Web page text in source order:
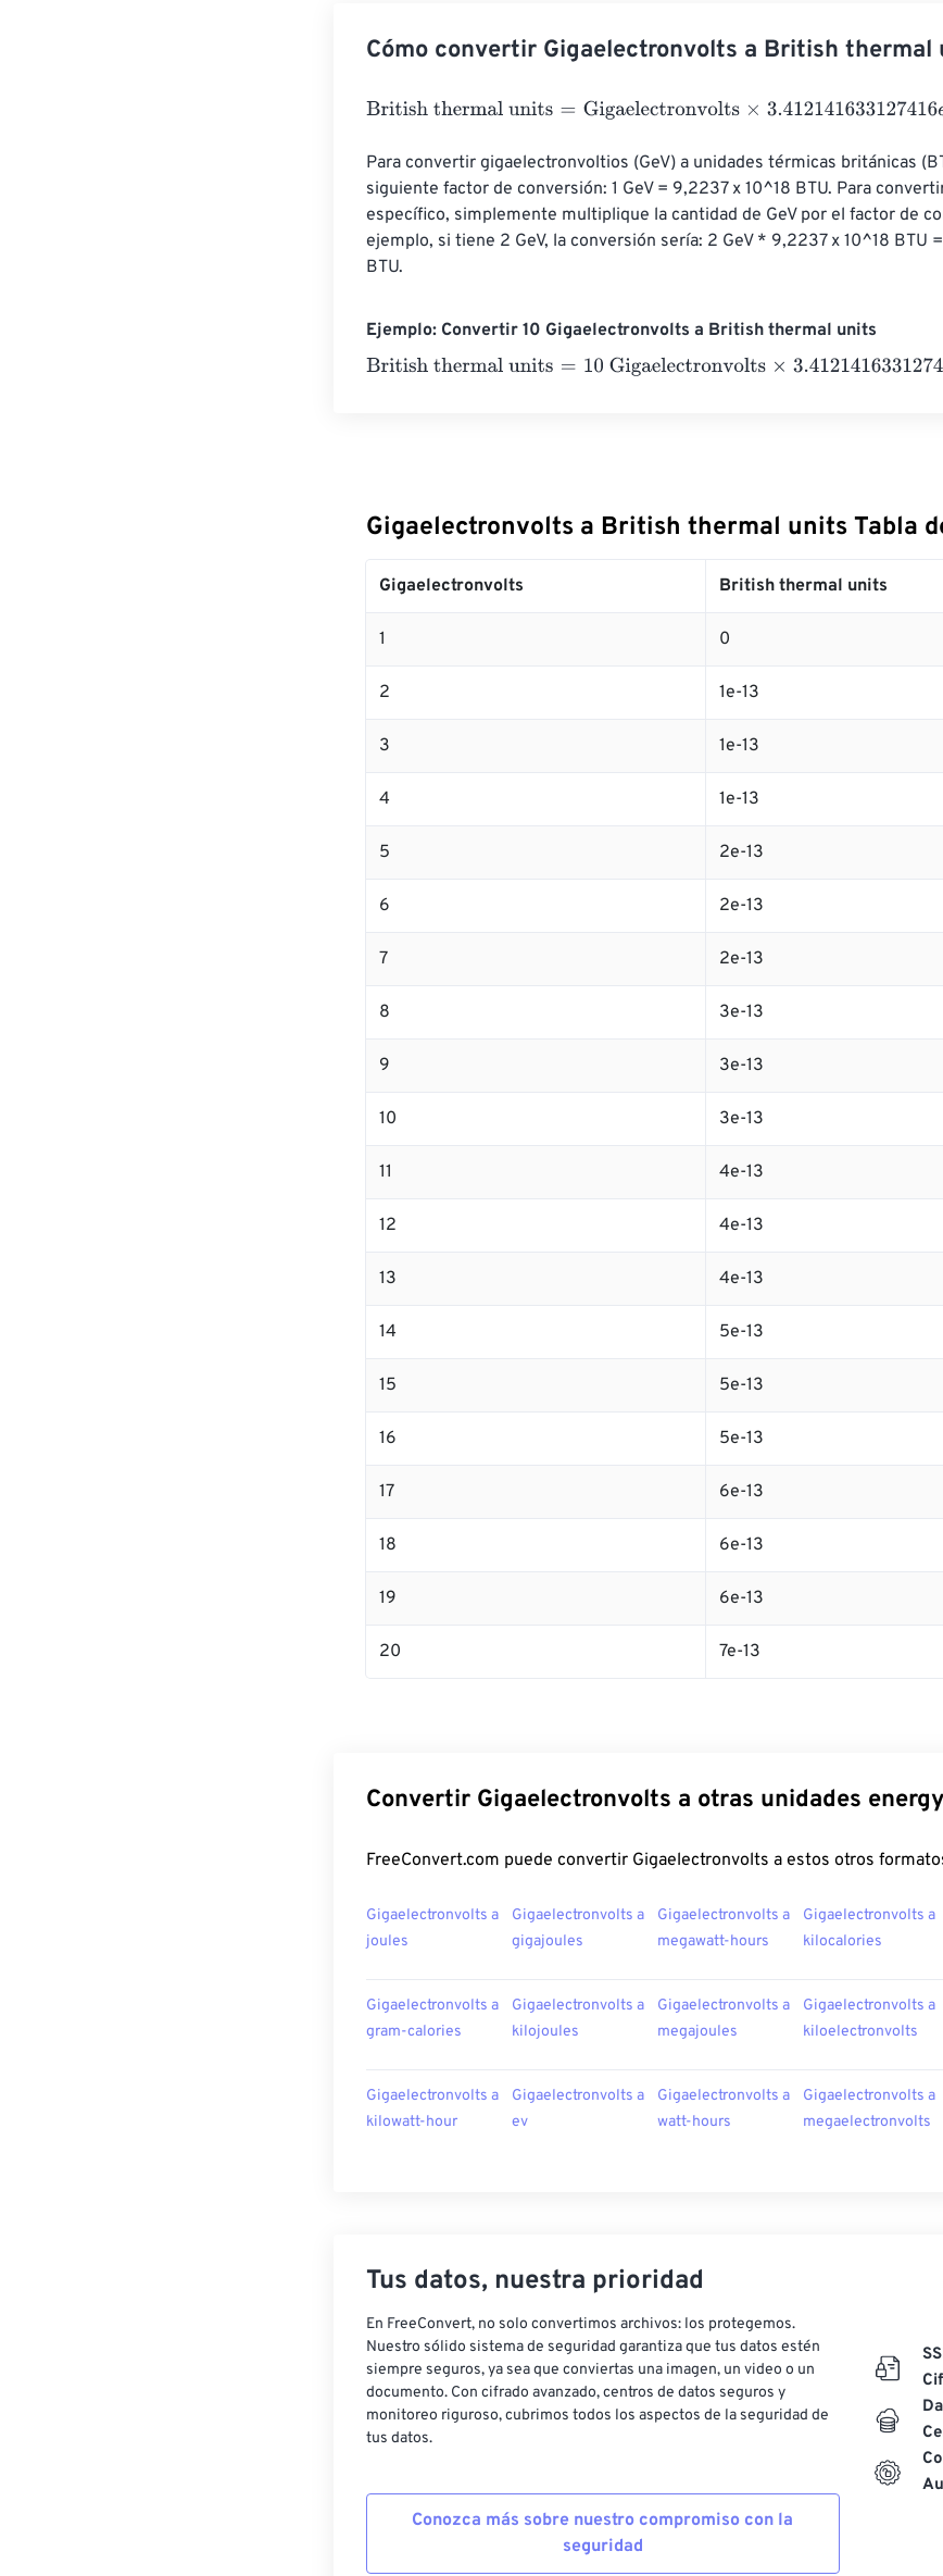
Cómo convertir Gigaelectronvolts a British thermal
British thermal units=Gigaelectronvolts×3.412141633127416e-14
Para convertir gigaelectronvoltios (GeV) a unidades térmicas británicas
siguiente factor de conversión: 1 GeV = 9,2237 x 10^18 BTU. Para
específico, simplemente multiplique la cantidad de GeV por el factor de
ejemplo, si tiene 2 GeV, la conversión sería: 2 GeV * 9,2237 x 10^18 BTU
BTU.
Ejemplo: Convertir 10 Gigaelectronvolts a British thermal units
British thermal units=10 Gigaelectronvolts×3.412141633127416e-14=3e-
Gigaelectronvolts a British thermal units Tabla
Gigaelectronvolts British thermal units
1 0
2 1e-13
3 1e-13
4 1e-13
5 2e-13
6 2e-13
7 2e-13
8 3e-13
9 3e-13
10 3e-13
11 4e-13
12 4e-13
13 4e-13
14 5e-13
15 5e-13
16 5e-13
17 6e-13
18 6e-13
19 6e-13
20 7e-13
Convertir Gigaelectronvolts a otras unidades energy
FreeConvert.com puede convertir Gigaelectronvolts a estos otros
Gigaelectronvolts a
joules
Gigaelectronvolts a
gigajoules
Gigaelectronvolts a
megawatt-hours
Gigaelectronvolts a
kilocalories
Gigaelectronvolts a
gram-calories
Gigaelectronvolts a
kilojoules
Gigaelectronvolts a
megajoules
Gigaelectronvolts a
kiloelectronvolts
Gigaelectronvolts a
kilowatt-hour
Gigaelectronvolts a
ev
Gigaelectronvolts a
watt-hours
Gigaelectronvolts a
megaelectronvolts
Tus datos, nuestra prioridad
En FreeConvert, no solo convertimos archivos: los protegemos.
Nuestro sólido sistema de seguridad garantiza que tus datos estén
siempre seguros, ya sea que conviertas una imagen, un video o un
documento. Con cifrado avanzado, centros de datos seguros y
monitoreo riguroso, cubrimos todos los aspectos de la seguridad de
tus datos.
Conozca más sobre nuestro compromiso con la
seguridad